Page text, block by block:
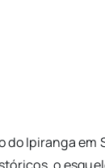
Ipiranga em